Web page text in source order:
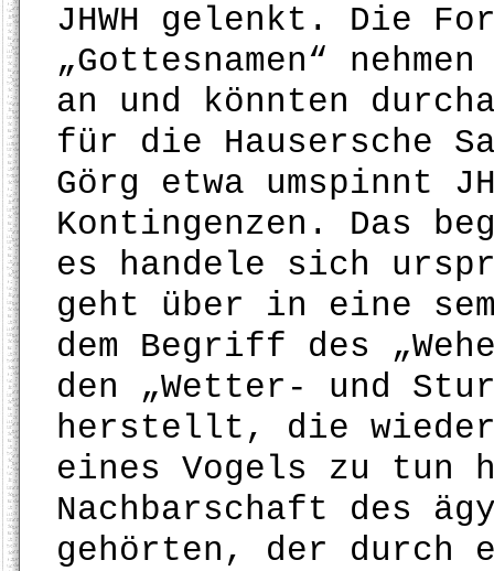
JHWH gelenkt. Die
„Gottesnamen“
an und könnten
für die Hausersche
Görg etwa umspinnt
Kontingenzen. Das
es handele sich
geht über in eine
dem Begriff des
den „Wetter- und
herstellt, die
eines Vogels zu tun
Nachbarschaft des
gehörten, der durch